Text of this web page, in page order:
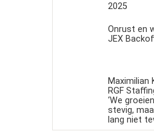
2025
Onrust en
JEX
Maximilian
RGF
‘We
stevig,
lang niet